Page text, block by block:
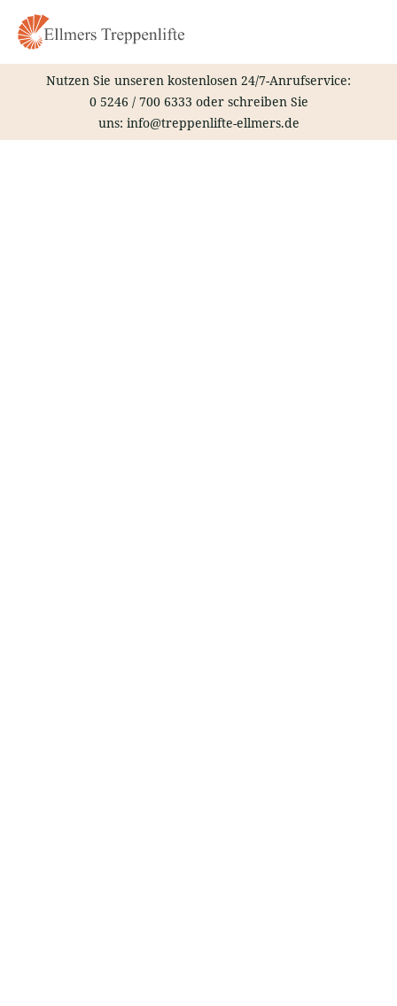
Inhalt
springen
Nutzen Sie unseren kostenlosen 24/7-Anrufservice:
0 5246 / 700 6333 oder schreiben Sie
uns: info@treppenlifte-ellmers.de